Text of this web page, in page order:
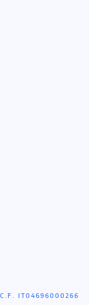
IT04696000266